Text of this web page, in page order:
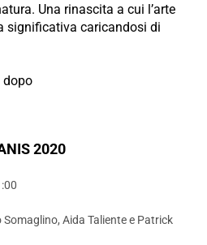
Una rinascita a cui l’arte
significativa caricandosi di
dopo
2020
Aida Taliente e Patrick